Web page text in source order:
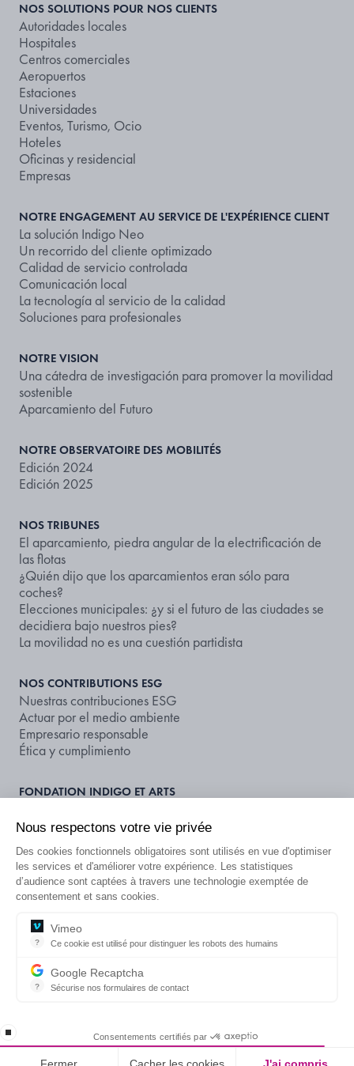
¿BUSCA UN APARCAMIENTO O
UNA OFERTA?
NOS SOLUTIONS POUR NOS CLIENTS
Autoridades locales
Hospitales
Centros comerciales
Aeropuertos
Estaciones
Universidades
Eventos, Turismo, Ocio
Hoteles
Oficinas y residencial
Empresas
NOTRE ENGAGEMENT AU SERVICE DE L'EXPÉRIENCE CLIENT
La solución Indigo Neo
Un recorrido del cliente optimizado
Calidad de servicio controlada
Comunicación local
La tecnología al servicio de la calidad
Soluciones para profesionales
NOTRE VISION
Una cátedra de investigación para promover la movilidad
sostenible
Aparcamiento del Futuro
NOTRE OBSERVATOIRE DES MOBILITÉS
Edición 2024
Edición 2025
NOS TRIBUNES
El aparcamiento, piedra angular de la electrificación de
las flotas
¿Quién dijo que los aparcamientos eran sólo para
coches?
Elecciones municipales: ¿y si el futuro de las ciudades se
decidiera bajo nuestros pies?
La movilidad no es una cuestión partidista
NOS CONTRIBUTIONS ESG
Nuestras contribuciones ESG
Actuar por el medio ambiente
Empresario responsable
Ética y cumplimiento
FONDATION INDIGO ET ARTS
Apoyar el arte y la cultura
NOS DOCUMENTS ET PUBLICATIONS
Publicaciones
Calificación extrafinanciera
® Grupo INDIGO - Todos los derechos reservados
Nous respectons votre vie privée
Des cookies fonctionnels obligatoires sont utilisés en vue d'optimiser
les services et d'améliorer votre expérience. Les statistiques
d’audience sont captées à travers une technologie exemptée de
consentement et sans cookies.
?
Vimeo
Ce cookie est utilisé pour distinguer les robots des humains
?
Google Recaptcha
Sécurise nos formulaires de contact
resume loading Consentements certifiés par